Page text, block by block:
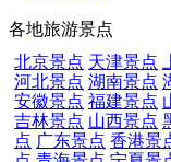
各地旅游景点
北京景点 天津景点
河北景点 湖南景点
安徽景点 福建景点
吉林景点 山西景点
点 广东景点 香港景